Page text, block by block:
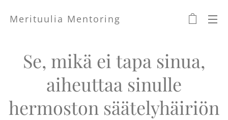
Merituulia Mentoring
Se, mikä ei tapa sinua,
aiheuttaa sinulle
hermoston säätelyhäiriön